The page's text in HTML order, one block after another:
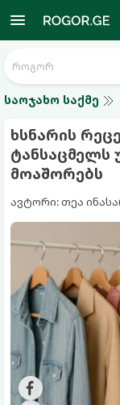
საოჯახო საქმე
ხსნარის
ტანსაცმელს
მოაშორებს
ავტორი: თეა